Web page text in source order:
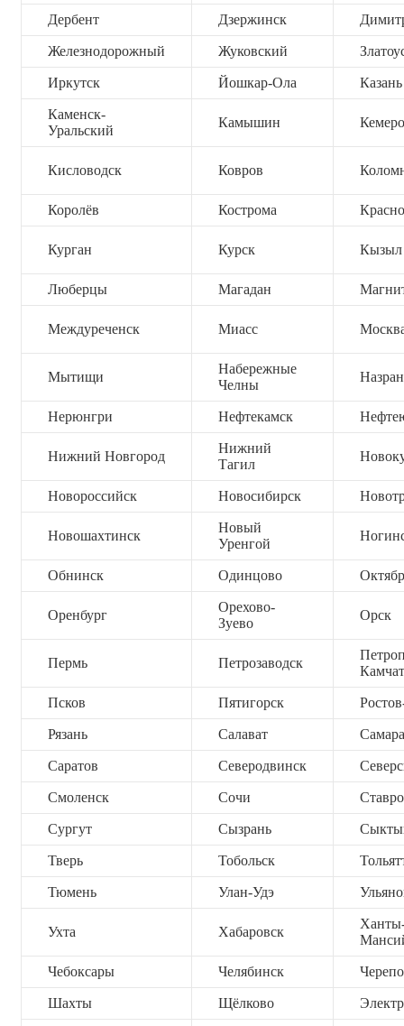
Дербент Дзержинск
Железнодорожный Жуковский
Иркутск Йошкар-Ола Казань
Каменск-
Уральский
Камышин
Кисловодск Ковров
Королёв Кострома
Курган Курск Кызыл
Люберцы Магадан
Междуреченск Миасс
Мытищи
Набережные
Челны
Нерюнгри Нефтекамск
Нижний Новгород
Нижний
Тагил
Новороссийск Новосибирск
Новошахтинск
Новый
Уренгой
Обнинск Одинцово
Оренбург
Орехово-
Зуево
Орск
Пермь Петрозаводск
Псков Пятигорск
Рязань Салават Самара
Саратов Северодвинск
Смоленск Сочи
Сургут Сызрань
Тверь Тобольск
Тюмень Улан-Удэ
Ухта Хабаровск
Чебоксары Челябинск
Шахты Щёлково